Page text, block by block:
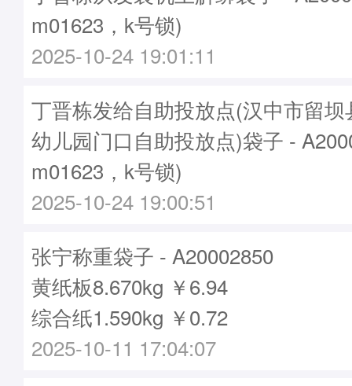
m01623，k号锁)
2025-10-24 19:01:11
丁晋栋发给自助投放点(汉中市留
幼儿园门口自助投放点)袋子 -
m01623，k号锁)
2025-10-24 19:00:51
张宁称重袋子 - A20002850
黄纸板8.670kg ￥6.94
综合纸1.590kg ￥0.72
2025-10-11 17:04:07